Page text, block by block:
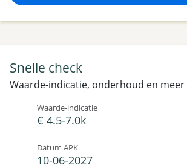
Snelle check
Waarde-indicatie, onderhoud en meer
Waarde-indicatie
€ 4.5-7.0k
Datum APK
10-06-2027